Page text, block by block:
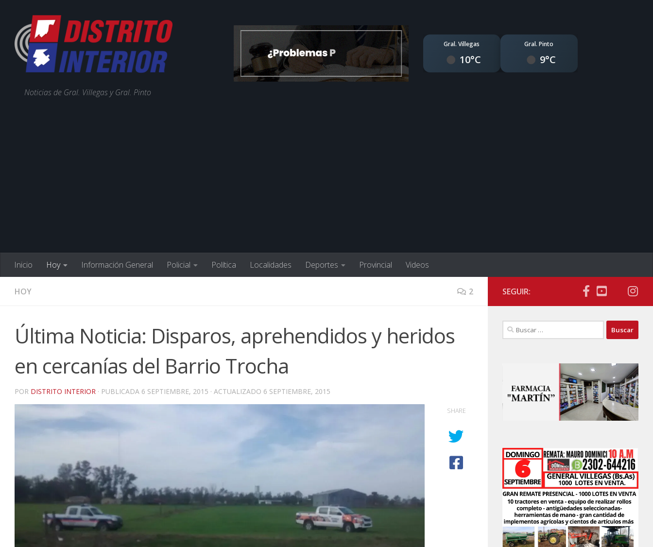
Noticias de Gral. Villegas y Gral. Pinto
Gral. Villegas
10°C
Gral. Pinto
9°C
Inicio Hoy Información General Policial Política Localidades Deportes Provincial Videos
HOY 2
Última Noticia: Disparos, aprehendidos y heridos
en cercanías del Barrio Trocha
POR DISTRITO INTERIOR · PUBLICADA 6 SEPTIEMBRE, 2015 · ACTUALIZADO 6 SEPTIEMBRE, 2015
SHARE
SEGUIR:
Buscar: